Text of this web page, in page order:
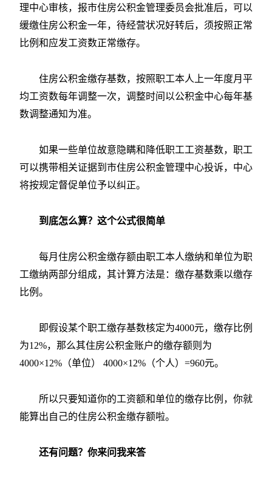
理中心审核，报市住房公积金管理委员会批准后，可以
缓缴住房公积金一年，待经营状况好转后，须按照正常
比例和应发工资数正常缴存。
住房公积金缴存基数，按照职工本人上一年度月平
均工资数每年调整一次，调整时间以公积金中心每年基
数调整通知为准。
如果一些单位故意隐瞒和降低职工工资基数，职工
可以携带相关证据到市住房公积金管理中心投诉，中心
将按规定督促单位予以纠正。
到底怎么算？这个公式很简单
每月住房公积金缴存额由职工本人缴纳和单位为职
工缴纳两部分组成，其计算方法是：缴存基数乘以缴存
比例。
即假设某个职工缴存基数核定为4000元，缴存比例
为12%，那么其住房公积金账户的缴存额则为
4000×12%（单位） 4000×12%（个人）=960元。
所以只要知道你的工资额和单位的缴存比例，你就
能算出自己的住房公积金缴存额啦。
还有问题？你来问我来答